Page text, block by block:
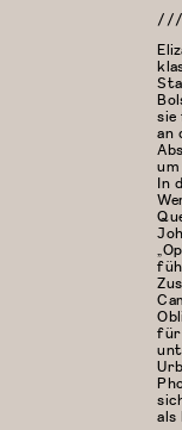
///
an
In
für
als